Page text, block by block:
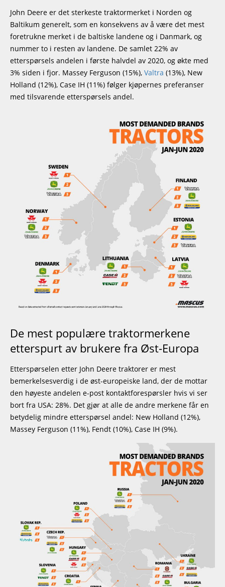
John Deere er det sterkeste traktormerket i Norden og
Baltikum generelt, som en konsekvens av å være det mest
foretrukne merket i de baltiske landene og i Danmark, og
nummer to i resten av landene. De samlet 22% av
etterspørsels andelen i første halvdel av 2020, og økte med
3% siden i fjor. Massey Ferguson (15%), Valtra (13%), New
Holland (12%), Case IH (11%) følger kjøpernes preferanser
med tilsvarende etterspørsels andel.
De mest populære traktormerkene
etterspurt av brukere fra Øst-Europa
Etterspørselen etter John Deere traktorer er mest
bemerkelsesverdig i de øst-europeiske land, der de mottar
den høyeste andelen e-post kontaktforespørsler hvis vi ser
bort fra USA: 28%. Det gjør at alle de andre merkene får en
betydelig mindre etterspørsel andel: New Holland (12%),
Massey Ferguson (11%), Fendt (10%), Case IH (9%).